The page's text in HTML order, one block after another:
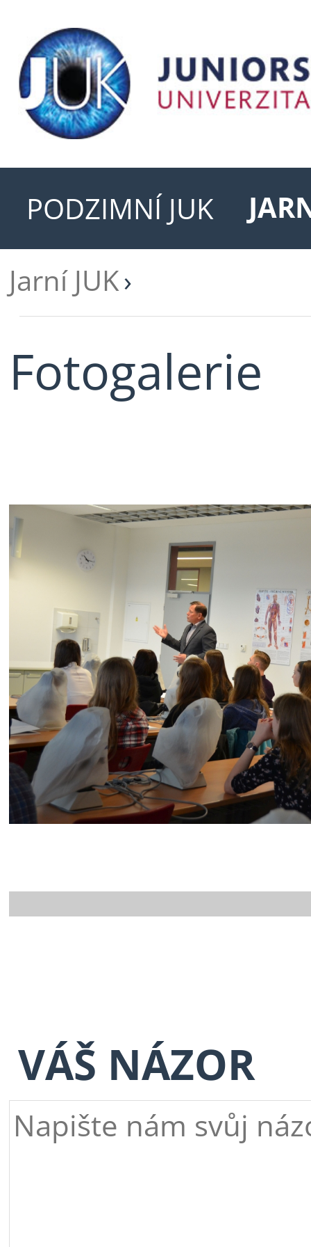
PODZIMNÍ JUK
Jarní JUK
Fotogalerie
VÁŠ NÁZOR